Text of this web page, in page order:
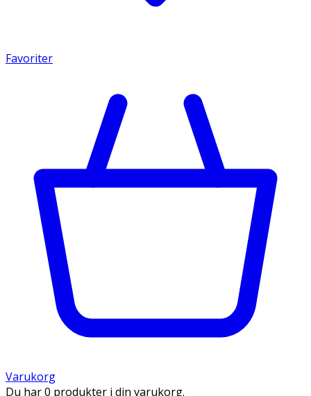
Favoriter
Varukorg
Du har 0 produkter i din varukorg.